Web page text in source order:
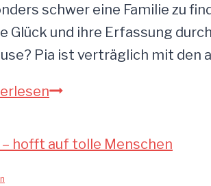
schwer eine Familie zu
Glück und ihre Erfassung
Pia ist verträglich mit den
PIA-
Hündin,52